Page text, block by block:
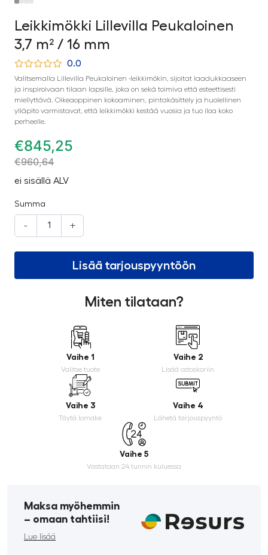
Leikkimökki Lillevilla Peukaloinen
3,7 m² / 16 mm
0.0
Valitsemalla Lillevilla Peukaloinen -leikkimökin, sijoitat laadukkaaseen
ja inspiroivaan tilaan lapsille, joka on sekä toimiva että esteettisesti
miellyttävä. Oikeaoppinen kokoaminen, pintakäsittely ja huolellinen
ylläpito varmistavat, että leikkimökki kestää vuosia ja tuo iloa koko
perheelle.
€845,25
€960,64
ei sisällä ALV
Summa
- +
Lisää tarjouspyyntöön
Miten tilataan?
Vaihe 1
Valitse tuote
Vaihe 2
Lisää ostoskoriin
Vaihe 3
Täytä lomake
Vaihe 4
Lähetä tarjouspyyntö
Vaihe 5
Vastataan 24 tunnin kuluessa
Maksa myöhemmin
­– omaan tahtiisi!
Lue lisää